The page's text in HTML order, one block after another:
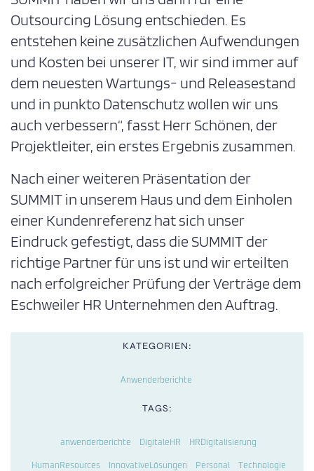
Outsourcing Lösung entschieden. Es
entstehen keine zusätzlichen Aufwendungen
und Kosten bei unserer IT, wir sind immer auf
dem neuesten Wartungs- und Releasestand
und in punkto Datenschutz wollen wir uns
auch verbessern“, fasst Herr Schönen, der
Projektleiter, ein erstes Ergebnis zusammen.
Nach einer weiteren Präsentation der
SUMMIT in unserem Haus und dem Einholen
einer Kundenreferenz hat sich unser
Eindruck gefestigt, dass die SUMMIT der
richtige Partner für uns ist und wir erteilten
nach erfolgreicher Prüfung der Verträge dem
Eschweiler HR Unternehmen den Auftrag.
KATEGORIEN:
Anwenderberichte
TAGS:
anwenderberichte DigitaleHR HRDigitalisierung
HumanResources InnovativeLösungen Personal Technologie